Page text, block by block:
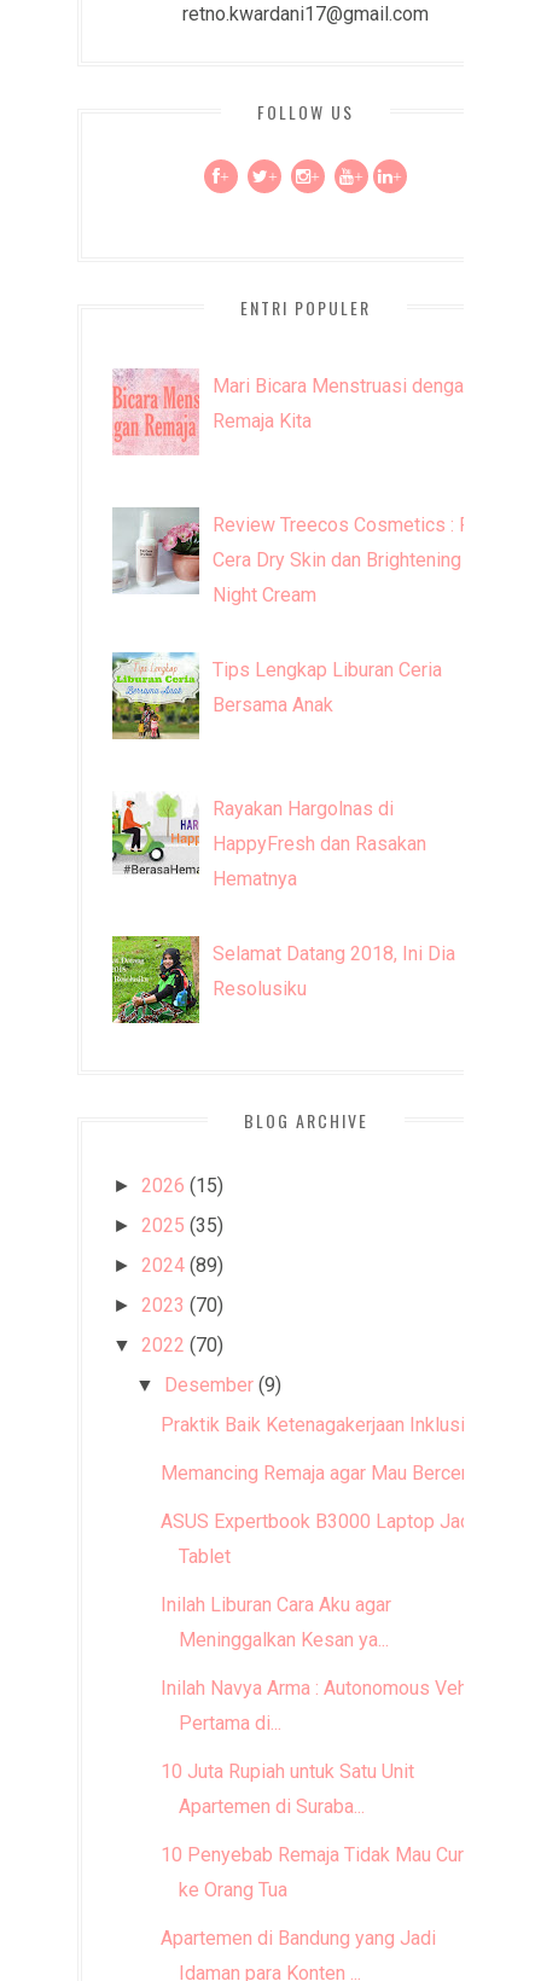
retno.kwardani17@gmail.com
FOLLOW US
+ + + + +
ENTRI POPULER
Mari Bicara Menstruasi dengan
Remaja Kita
Review Treecos Cosmetics : FW
Cera Dry Skin dan Brightening
Night Cream
Tips Lengkap Liburan Ceria
Bersama Anak
Rayakan Hargolnas di
HappyFresh dan Rasakan
Hematnya
Selamat Datang 2018, Ini Dia
Resolusiku
BLOG ARCHIVE
► 2026 (15)
► 2025 (35)
► 2024 (89)
► 2023 (70)
▼ 2022 (70)
▼ Desember (9)
Praktik Baik Ketenagakerjaan Inklusif
Memancing Remaja agar Mau Bercerita
ASUS Expertbook B3000 Laptop Jadi
Tablet
Inilah Liburan Cara Aku agar
Meninggalkan Kesan ya...
Inilah Navya Arma : Autonomous Vehicle
Pertama di...
10 Juta Rupiah untuk Satu Unit
Apartemen di Suraba...
10 Penyebab Remaja Tidak Mau Curhat
ke Orang Tua
Apartemen di Bandung yang Jadi
Idaman para Konten ...